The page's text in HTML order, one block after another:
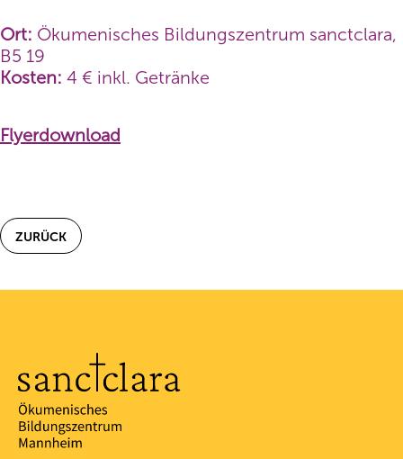
Ort: Ökumenisches Bildungszentrum sanctclara,
B5 19
Kosten: 4 € inkl. Getränke
Flyerdownload
ZURÜCK